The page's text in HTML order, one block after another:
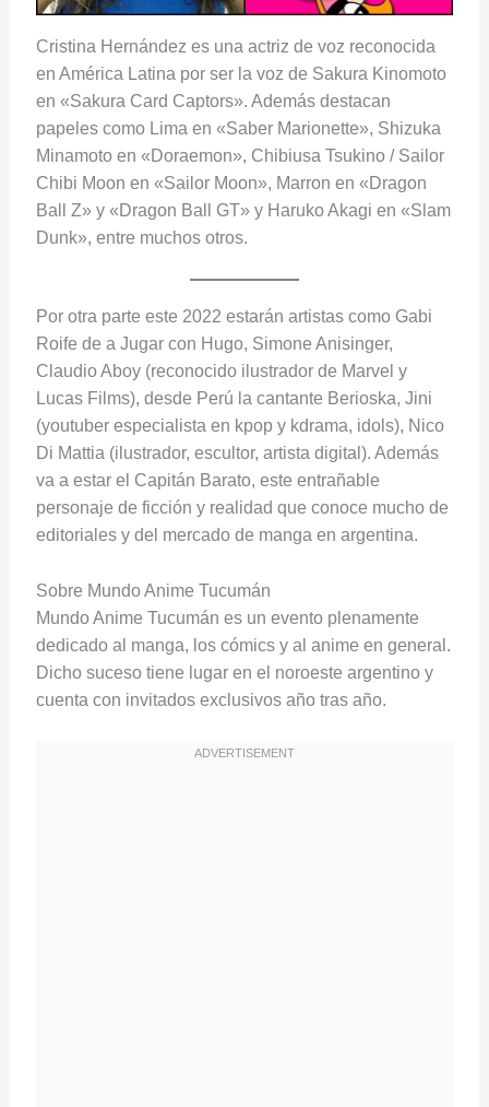
Cristina Hernández es una actriz de voz reconocida
en América Latina por ser la voz de Sakura Kinomoto
en «Sakura Card Captors». Además destacan
papeles como Lima en «Saber Marionette», Shizuka
Minamoto en «Doraemon», Chibiusa Tsukino / Sailor
Chibi Moon en «Sailor Moon», Marron en «Dragon
Ball Z» y «Dragon Ball GT» y Haruko Akagi en «Slam
Dunk», entre muchos otros.
Por otra parte este 2022 estarán artistas como Gabi
Roife de a Jugar con Hugo, Simone Anisinger,
Claudio Aboy (reconocido ilustrador de Marvel y
Lucas Films), desde Perú la cantante Berioska, Jini
(youtuber especialista en kpop y kdrama, idols), Nico
Di Mattia (ilustrador, escultor, artista digital). Además
va a estar el Capitán Barato, este entrañable
personaje de ficción y realidad que conoce mucho de
editoriales y del mercado de manga en argentina.
Sobre Mundo Anime Tucumán
Mundo Anime Tucumán es un evento plenamente
dedicado al manga, los cómics y al anime en general.
Dicho suceso tiene lugar en el noroeste argentino y
cuenta con invitados exclusivos año tras año.